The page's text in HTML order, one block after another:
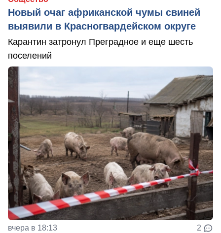
Новый очаг африканской чумы свиней
выявили в Красногвардейском округе
Карантин затронул Преградное и еще шесть
поселений
вчера в 18:13 2